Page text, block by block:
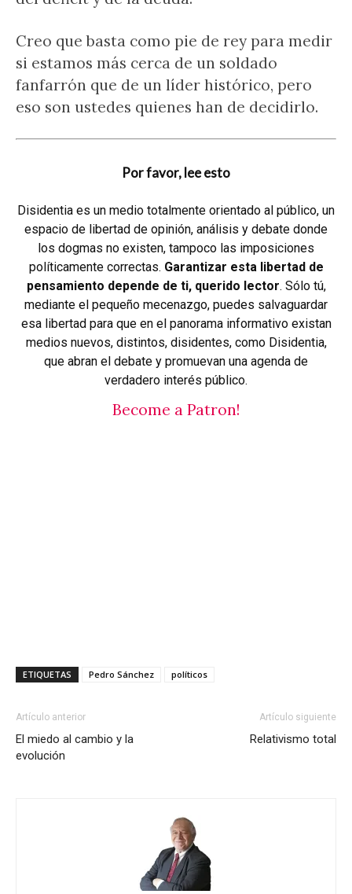
Creo que basta como pie de rey para medir
si estamos más cerca de un soldado
fanfarrón que de un líder histórico, pero
eso son ustedes quienes han de decidirlo.
Por favor, lee esto
Disidentia es un medio totalmente orientado al público, un
espacio de libertad de opinión, análisis y debate donde
los dogmas no existen, tampoco las imposiciones
políticamente correctas. Garantizar esta libertad de
pensamiento depende de ti, querido lector. Sólo tú,
mediante el pequeño mecenazgo, puedes salvaguardar
esa libertad para que en el panorama informativo existan
medios nuevos, distintos, disidentes, como Disidentia,
que abran el debate y promuevan una agenda de
verdadero interés público.
Become a Patron!
ETIQUETAS Pedro Sánchez políticos
Artículo anterior
El miedo al cambio y la
evolución
Artículo siguiente
Relativismo total